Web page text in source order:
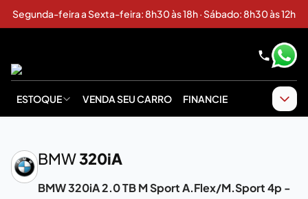
Segunda-feira a Sexta-feira: 8h30 às 18h · Sábado: 8h30 às 12h
ESTOQUE VENDA SEU CARRO FINANCIE
BMW320iA
BMW 320iA 2.0 TB M Sport A.Flex/M.Sport 4p -